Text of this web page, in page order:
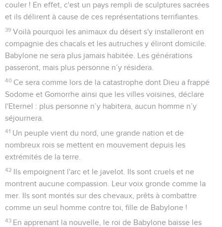
couler ! En effet, c'est un pays rempli de sculptures sacrées
et ils délirent à cause de ces représentations terrifiantes.
39 Voilà pourquoi les animaux du désert s'y installeront en
compagnie des chacals et les autruches y éliront domicile.
Babylone ne sera plus jamais habitée. Les générations
passeront, mais plus personne n’y résidera.
40 Ce sera comme lors de la catastrophe dont Dieu a frappé
Sodome et Gomorrhe ainsi que les villes voisines, déclare
l'Eternel : plus personne n’y habitera, aucun homme n’y
séjournera.
41 Un peuple vient du nord, une grande nation et de
nombreux rois se mettent en mouvement depuis les
extrémités de la terre.
42 Ils empoignent l'arc et le javelot. Ils sont cruels et ne
montrent aucune compassion. Leur voix gronde comme la
mer. Ils sont montés sur des chevaux, prêts à combattre
comme un seul homme contre toi, fille de Babylone !
43 En apprenant la nouvelle, le roi de Babylone baisse les